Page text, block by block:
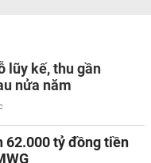
lũy kế, thu gần
nửa năm
62.000 tỷ đồng tiền